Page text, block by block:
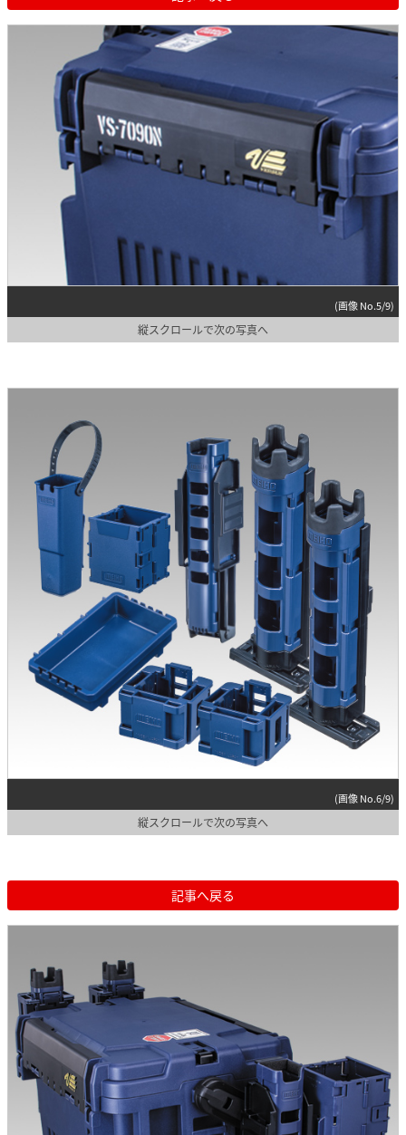
(画像 No.5/9)
縦スクロールで次の写真へ
(画像 No.6/9)
縦スクロールで次の写真へ
記事へ戻る